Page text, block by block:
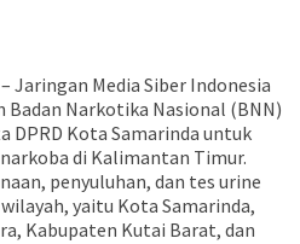
Jaringan Media Siber Indonesia
Badan Narkotika Nasional (BNN)
DPRD Kota Samarinda untuk
di Kalimantan Timur.
penyuluhan, dan tes urine
yaitu Kota Samarinda,
Kabupaten Kutai Barat, dan